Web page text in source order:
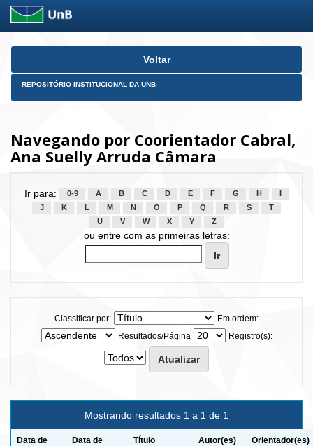
Skip
Voltar
REPOSITÓRIO INSTITUCIONAL DA UNB
Navegando por Coorientador Cabral,
Ana Suelly Arruda Câmara
Ir para: 0-9 A B C D E F G H
J
K L M N O P Q R S
T
U
V W X Y Z
ou entre com as primeiras letras:
Classificar por:
Em ordem:
Resultados/Página
Registro(s):
Mostrando resultados 1 a 1 de 1
Data de
Data de
Título Autor(es) Orientador(es)